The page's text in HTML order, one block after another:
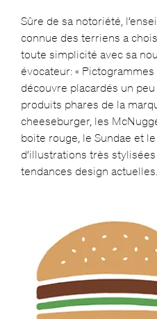
Sûre de sa notoriété,
connue des terriens a
toute simplicité avec sa
évocateur: «
découvre placardés un
produits phares de la
cheeseburger, les
boite rouge, le Sundae et
d’illustrations très
tendances design actuelles.